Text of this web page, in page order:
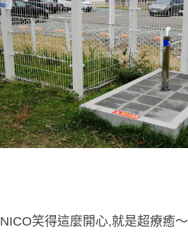
NICO笑得這麼開心,就是超療癒〜